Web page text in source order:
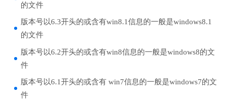
的文件
版本号以6.3开头的或含有win8.1信息的一般是windows8.1
的文件
版本号以6.2开头的或含有win8信息的一般是windows8的文
件
版本号以6.1开头的或含有 win7信息的一般是windows7的文
件